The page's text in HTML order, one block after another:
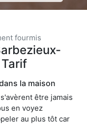
fourmis
la maison
être jamais
en voyez
au plus tôt car